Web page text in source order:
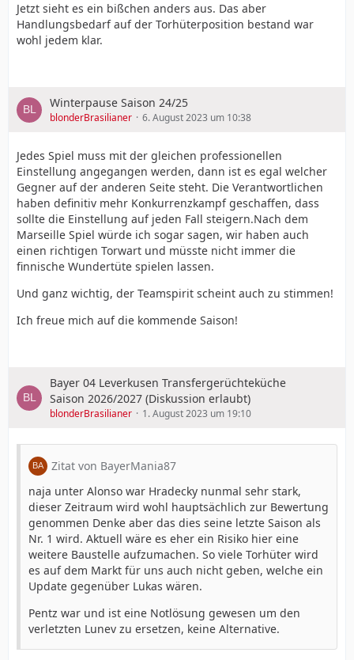
Jetzt sieht es ein bißchen anders aus. Das aber
Handlungsbedarf auf der Torhüterposition bestand war
wohl jedem klar.
Winterpause Saison 24/25
blonderBrasilianer 6. August 2023 um 10:38
Jedes Spiel muss mit der gleichen professionellen
Einstellung angegangen werden, dann ist es egal welcher
Gegner auf der anderen Seite steht. Die Verantwortlichen
haben definitiv mehr Konkurrenzkampf geschaffen, dass
sollte die Einstellung auf jeden Fall steigern.Nach dem
Marseille Spiel würde ich sogar sagen, wir haben auch
einen richtigen Torwart und müsste nicht immer die
finnische Wundertüte spielen lassen.
Und ganz wichtig, der Teamspirit scheint auch zu stimmen!
Ich freue mich auf die kommende Saison!
Bayer 04 Leverkusen Transfergerüchteküche
Saison 2026/2027 (Diskussion erlaubt)
blonderBrasilianer 1. August 2023 um 19:10
Zitat von BayerMania87
naja unter Alonso war Hradecky nunmal sehr stark,
dieser Zeitraum wird wohl hauptsächlich zur Bewertung
genommen Denke aber das dies seine letzte Saison als
Nr. 1 wird. Aktuell wäre es eher ein Risiko hier eine
weitere Baustelle aufzumachen. So viele Torhüter wird
es auf dem Markt für uns auch nicht geben, welche ein
Update gegenüber Lukas wären.
Pentz war und ist eine Notlösung gewesen um den
verletzten Lunev zu ersetzen, keine Alternative.